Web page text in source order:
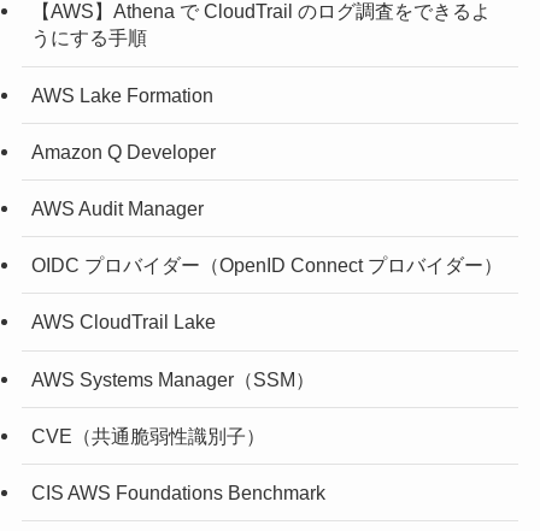
【AWS】Athena で CloudTrail のログ調査をできるよ
うにする手順
AWS Lake Formation
Amazon Q Developer
AWS Audit Manager
OIDC プロバイダー（OpenID Connect プロバイダー）
AWS CloudTrail Lake
AWS Systems Manager（SSM）
CVE（共通脆弱性識別子）
CIS AWS Foundations Benchmark